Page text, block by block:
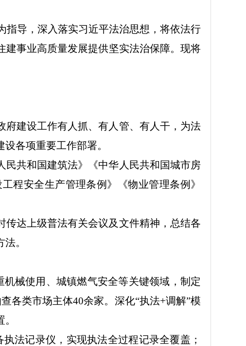
指导，深入落实习近平法治思想，将依法行
事业高质量发展提供坚实法治保障。现将
府建设工作有人抓、有人管、有人干，为法
各项重要工作部署。
共和国建筑法》《中华人民共和国城市房
程安全生产管理条例》
《物业管理条例》
传达上级普法有关会议及文件精神，总结各
。
械使用、城镇燃气安全等关键领域，制定
各类市场主体40余家。深化“执法+调解”模
法记录仪，实现执法全过程记录全覆盖；